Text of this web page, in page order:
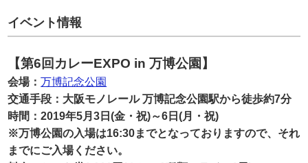
イベント情報
【第6回カレーEXPO in 万博公園】
会場：万博記念公園
交通手段：大阪モノレール 万博記念公園駅から徒歩約7分
時間：2019年5月3日(金・祝)～6日(月・祝)
※万博公園の入場は16:30までとなっておりますので、それ
までにご入場ください。